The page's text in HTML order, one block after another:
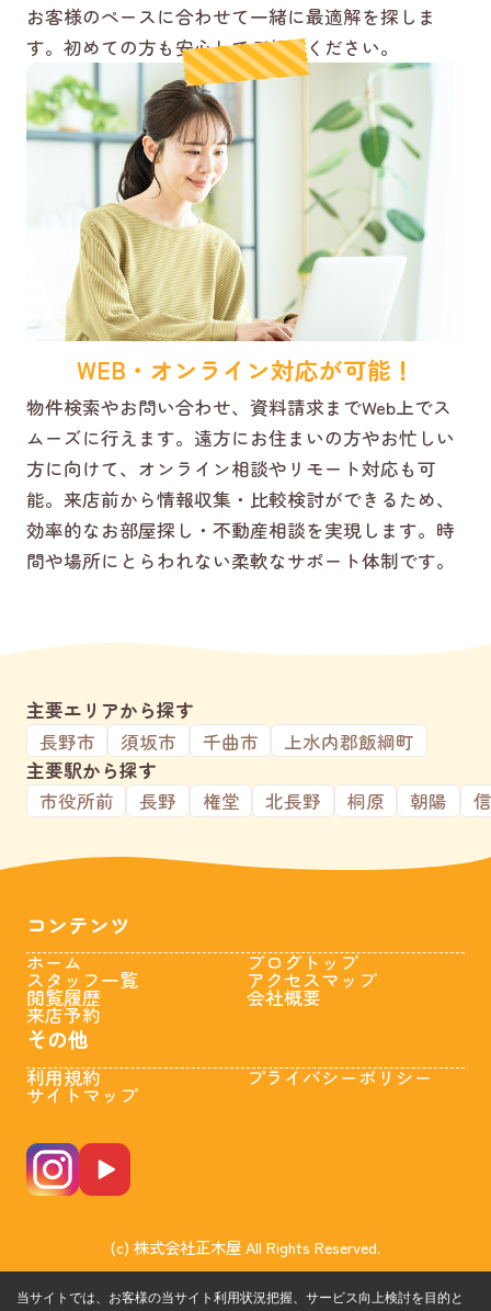
お客様のペースに合わせて一緒に最適解を探しま
す。初めての方も安心してご相談ください。
WEB・オンライン対応が可能！
物件検索やお問い合わせ、資料請求までWeb上でス
ムーズに行えます。遠方にお住まいの方やお忙しい
方に向けて、オンライン相談やリモート対応も可
能。来店前から情報収集・比較検討ができるため、
効率的なお部屋探し・不動産相談を実現します。時
間や場所にとらわれない柔軟なサポート体制です。
主要エリアから探す
長野市
須坂市 千曲市
上水内郡飯綱町
主要駅から探す
市役所前
長野 権堂 北長野 桐原 朝陽
コンテンツ
ホーム
スタッフ一覧
閲覧履歴
来店予約
ブログトップ
アクセスマップ
会社概要
その他
利用規約
サイトマップ
プライバシーポリシー
(c) 株式会社正木屋 All Rights Reserved.
当サイトでは、お客様の当サイト利用状況把握、サービス向上検討を目的と